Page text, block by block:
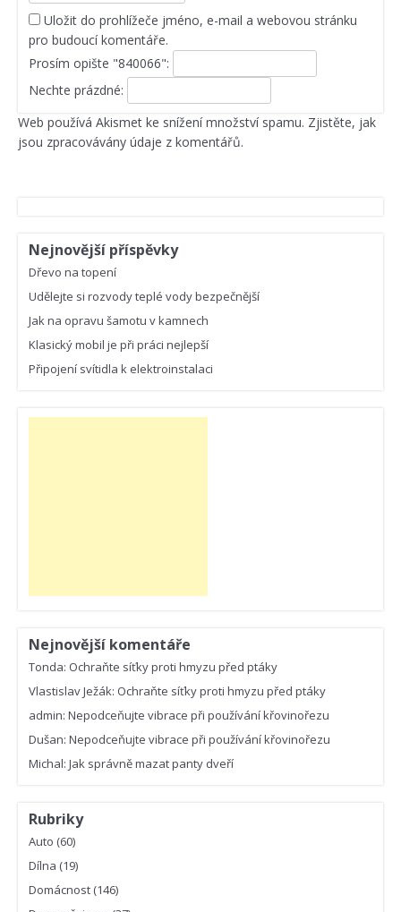
Uložit do prohlížeče jméno, e-mail a webovou stránku
pro budoucí komentáře.
Prosím opište "840066":
Nechte prázdné:
Web používá Akismet ke snížení množství spamu. Zjistěte, jak
jsou zpracovávány údaje z komentářů.
Nejnovější příspěvky
Dřevo na topení
Udělejte si rozvody teplé vody bezpečnější
Jak na opravu šamotu v kamnech
Klasický mobil je při práci nejlepší
Připojení svítidla k elektroinstalaci
Nejnovější komentáře
Tonda: Ochraňte síťky proti hmyzu před ptáky
Vlastislav Ježák: Ochraňte síťky proti hmyzu před ptáky
admin: Nepodceňujte vibrace při používání křovinořezu
Dušan: Nepodceňujte vibrace při používání křovinořezu
Michal: Jak správně mazat panty dveří
Rubriky
Auto (60)
Dílna (19)
Domácnost (146)